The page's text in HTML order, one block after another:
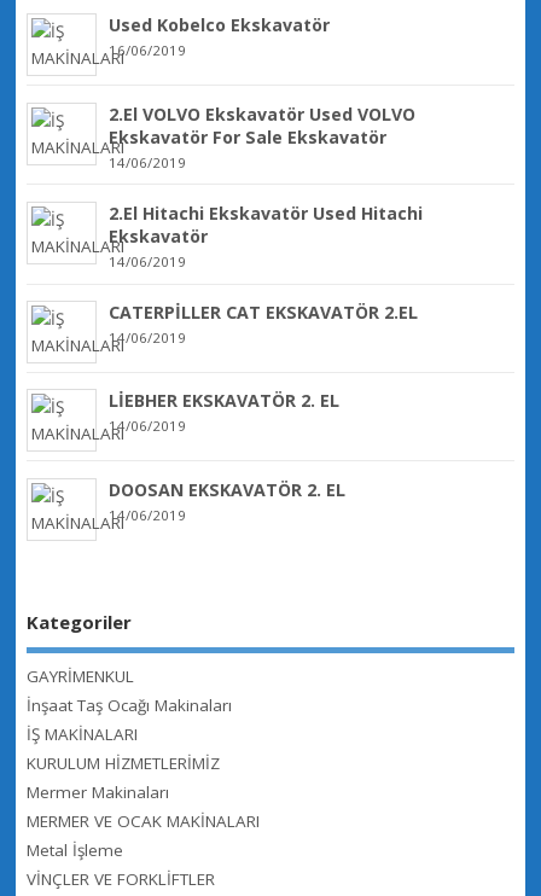
Used Kobelco Ekskavatör
16/06/2019
2.El VOLVO Ekskavatör Used VOLVO
Ekskavatör For Sale Ekskavatör
14/06/2019
2.El Hitachi Ekskavatör Used Hitachi
Ekskavatör
14/06/2019
CATERPİLLER CAT EKSKAVATÖR 2.EL
14/06/2019
LİEBHER EKSKAVATÖR 2. EL
14/06/2019
DOOSAN EKSKAVATÖR 2. EL
14/06/2019
Kategoriler
GAYRİMENKUL
İnşaat Taş Ocağı Makinaları
İŞ MAKİNALARI
KURULUM HİZMETLERİMİZ
Mermer Makinaları
MERMER VE OCAK MAKİNALARI
Metal İşleme
VİNÇLER VE FORKLİFTLER